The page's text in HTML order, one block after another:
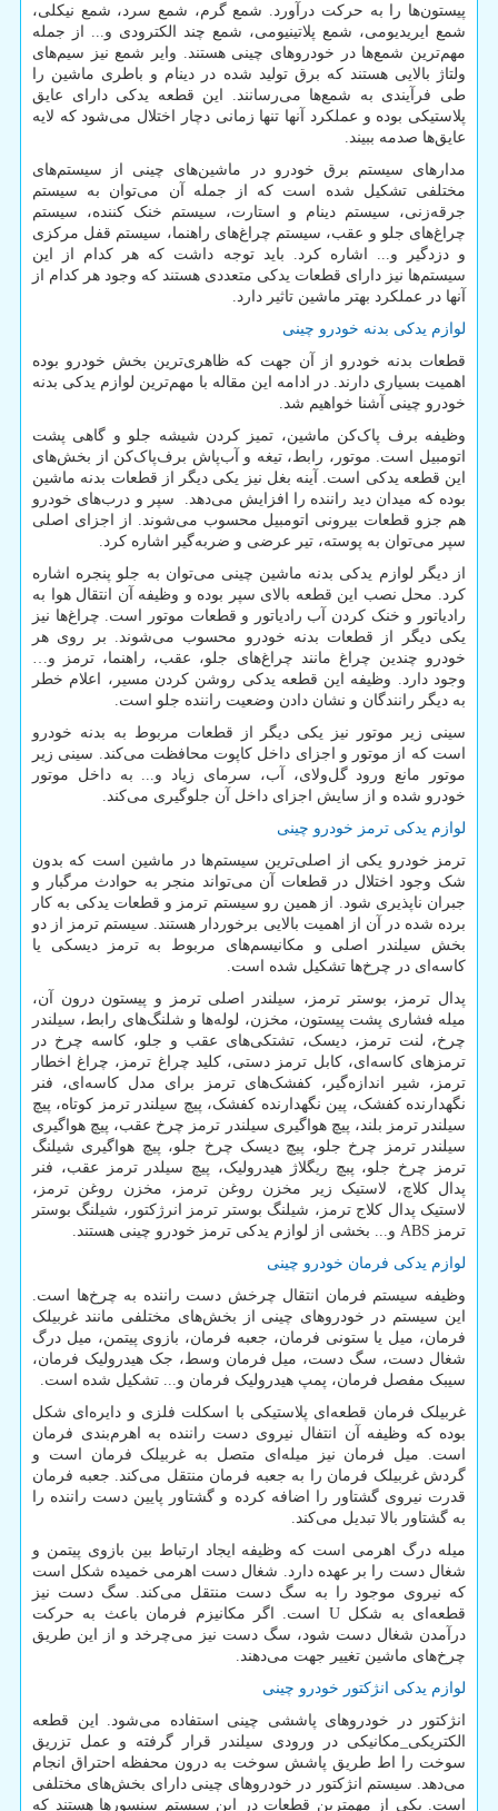
پیستون‌ها را به حرکت در‌آورد. شمع گرم، شمع سرد، شمع نیکلی،
شمع ایریدیومی، شمع پلاتینیومی، شمع‌ چند الکترودی و... از جمله
مهم‌‌ترین شمع‌ها در خودروهای چینی هستند. وایر شمع نیز سیم‌های
ولتاژ بالایی هستند که برق تولید شده در دینام و باطری ماشین را
طی فرآیندی به شمع‌ها می‌رسانند. این قطعه یدکی دارای عایق
پلاستیکی بوده و عملکرد آنها تنها زمانی دچار اختلال می‌شود که لایه
عایق‌ها صدمه ببیند.
مدارهای سیستم برق خودرو در ماشین‌های چینی از سیستم‌های
مختلفی تشکیل شده است که از جمله آن می‌توان به سیستم
جرقه‌زنی، سیستم دینام و استارت، سیستم خنک کننده، سیستم
چراغ‌های جلو و عقب، سیستم چراغ‌های راهنما، سیستم قفل مرکزی
و دزدگیر و... اشاره کرد. باید توجه داشت که هر کدام از این
سیستم‌ها نیز دارای قطعات یدکی متعددی هستند که وجود هر کدام از
آنها در عملکرد بهتر ماشین تاثیر دارد.
لوازم یدکی بدنه خودرو چینی
قطعات بدنه خودرو از آن جهت که ظاهری‌ترین بخش خودرو بوده
اهمیت بسیاری دارند. در ادامه این مقاله با مهم‌ترین لوازم یدکی بدنه
خودرو چینی آشنا خواهیم شد.
وظیفه برف ‌پاک‌کن ماشین، تمیز کردن شیشه جلو و گاهی پشت
اتومبیل است. موتور، رابط، تیغه و آب‌پاش برف‌پاک‌‌کن از بخش‌های
این قطعه یدکی است. آینه بغل نیز یکی دیگر از قطعات بدنه ماشین
بوده که میدان دید راننده را افزایش می‌دهد. سپر و درب‌های خودرو
هم جزو قطعات بیرونی اتومبیل محسوب می‌شوند. از اجزای اصلی
سپر می‌توان به پوسته، تیر عرضی و ضربه‌گیر اشاره کرد.
از دیگر لوازم یدکی بدنه ماشین چینی می‌توان به جلو پنجره اشاره
کرد. محل نصب این قطعه بالای سپر بوده و وظیفه آن انتقال هوا به
رادیاتور و خنک کردن آب رادیاتور و قطعات موتور است. چراغ‌ها نیز
یکی دیگر از قطعات بدنه خودرو محسوب می‌شوند. بر روی هر
خودرو چندین چراغ مانند چراغ‌های جلو، عقب، راهنما، ترمز و…
وجود دارد. وظیفه این قطعه یدکی روشن کردن مسیر، اعلام خطر
به دیگر رانندگان و نشان دادن وضعیت راننده جلو است.
سینی زیر موتور نیز یکی دیگر از قطعات مربوط به بدنه خودرو
است که از موتور و اجزای داخل کاپوت محافظت می‌کند. سینی زیر
موتور مانع ورود گل‌ولای، آب، سرمای زیاد و... به داخل موتور
خودرو شده و از سایش اجزای داخل آن جلوگیری می‌کند.
لوازم یدکی ترمز خودرو چینی
ترمز خودرو یکی از اصلی‌ترین سیستم‌ها در ماشین است که بدون
شک وجود اختلال در قطعات آن می‌تواند منجر به حوادث مرگبار و
جبران ناپذیری شود. از همین رو سیستم ترمز و قطعات یدکی به کار
برده شده در آن از اهمیت بالایی برخوردار هستند. سیستم ترمز از دو
بخش سیلندر اصلی و مکانیسم‌های مربوط به ترمز دیسکی یا
کاسه‌ای در چرخ‌ها تشکیل شده است.
پدال ترمز، بوستر ترمز، سیلندر اصلی ترمز و پیستون درون آن،
میله فشاری پشت پیستون، مخزن، لوله‌ها و شلنگ‌های رابط، سیلندر
چرخ، لنت ترمز، دیسک، تشتکی‌های عقب و جلو، کاسه چرخ در
ترمزهای کاسه‌ای، کابل ترمز دستی، کلید چراغ ترمز، چراغ اخطار
ترمز، شیر اندازه‌گیر، کفشک‌های ترمز برای مدل کاسه‌ای، فنر
نگهدارنده کفشک، پین نگهدارنده کفشک، پیچ سیلندر ترمز کوتاه، پیچ
سیلندر ترمز بلند، پیچ هواگیری سیلندر ترمز چرخ عقب، پیچ هواگیری
سیلندر ترمز چرخ جلو، پیچ دیسک چرخ جلو، پیچ هواگیری شیلنگ
ترمز چرخ جلو، پبچ ریگلاژ هیدرولیک، پیچ سیلدر ترمز عقب، فنر
پدال کلاچ، لاستیک زیر مخزن روغن ترمز، مخزن روغن ترمز،
لاستیک پدال کلاج ترمز، شیلنگ بوستر ترمز انرژکتور، شیلنگ بوستر
ترمز ABS و... بخشی از لوازم یدکی ترمز خودرو چینی هستند.
لوازم یدکی فرمان خودرو چینی
وظیفه سیستم فرمان انتقال چرخش دست راننده به چرخ‌ها است.
این سیستم در خودروهای چینی از بخش‌های مختلفی مانند غربیلک
فرمان، میل یا ستونی فرمان، جعبه فرمان، بازوی پیتمن، میل درگ
شغال دست، سگ دست، میل فرمان وسط، جک هیدرولیک فرمان،
سیبک مفصل فرمان، پمپ هیدرولیک فرمان و... تشکیل شده است.
غربیلک فرمان قطعه‌ای پلاستیکی با اسکلت فلزی و دایره‌ای شکل
بوده که وظیفه آن انتفال نیروی دست راننده به اهرم‌بندی فرمان
است. میل فرمان نیز میله‌ای متصل به غربیلک فرمان است و
گردش غربیلک فرمان را به جعبه فرمان منتقل می‌کند. جعبه فرمان
قدرت نیروی گشتاور را اضافه کرده و گشتاور پایین دست راننده را
به گشتاور بالا تبدیل می‌کند.
میله درگ اهرمی است که وظیفه ایجاد ارتباط بین بازوی پیتمن و
شغال دست را بر عهده دارد. شغال دست اهرمی خمیده شکل است
که نیروی موجود را به سگ دست منتقل می‌کند. سگ دست نیز
قطعه‌ای به شکلU است. اگر مکانیزم فرمان باعث به حرکت
درآمدن شغال دست شود، سگ دست نیز می‌چرخد و از این طریق
چرخ‌های ماشین تغییر جهت می‌دهند.
لوازم یدکی انژکتور خودرو چینی
انژکتور در خودروهای پاششی چینی استفاده می‌شود. این قطعه
الکتریکی_مکانیکی در ورودی سیلندر قرار گرفته و عمل تزریق
سوخت را اط طریق پاشش سوخت به درون محفظه‌ احتراق انجام
می‌دهد. سیستم انژکتور در خودروهای چینی دارای بخش‌های مختلفی
است. یکی از مهمترین قطعات در این سیستم سنسورها هستند که